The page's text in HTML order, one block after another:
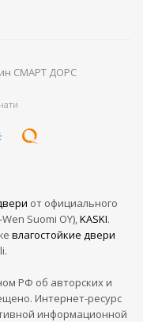
СМАРТ ДОРС
от официального
Suomi OY),KASKI.
влагостойкие двери
РФ об авторских и
Интернет-ресурс
информационной